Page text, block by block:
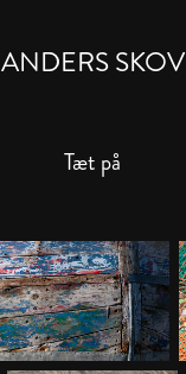
ANDERS SKOV
Tæt på